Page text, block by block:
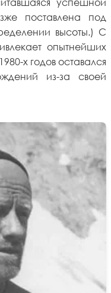
поставлена под
высоты.) С
опытнейших
х годов оставался
из-за своей